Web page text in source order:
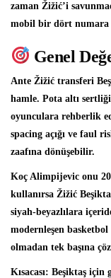
zaman Žižić’i
mobil bir dört numara
Genel
Ante Žižić transferi
hamle. Pota altı
oyunculara rehberlik
spacing açığı ve faul
zaafına dönüşebilir.
Koç Alimpijevic onu
kullanırsa Žižić
siyah-beyazlılara
modernleşen
olmadan tek başına
Kısacası: Beşiktaş için